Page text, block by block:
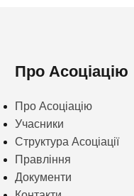
Про Асоціацію
Про Асоціацію
Учасники
Структура Асоціації
Правління
Документи